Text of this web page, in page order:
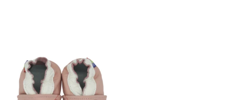
Ajouter
à la
liste de